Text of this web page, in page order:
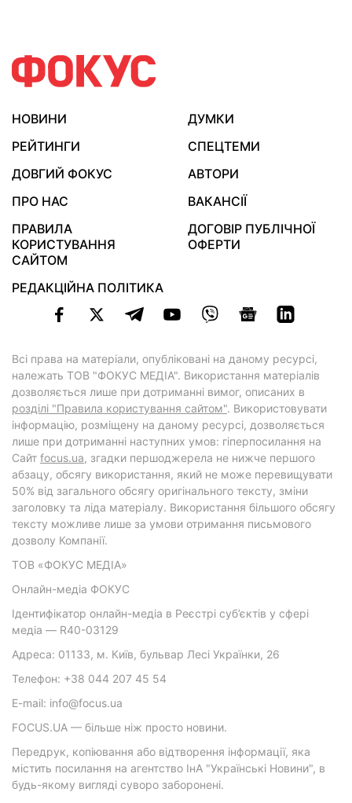
НОВИНИ
ДУМКИ
РЕЙТИНГИ
СПЕЦТЕМИ
ДОВГИЙ ФОКУС
АВТОРИ
ПРО НАС
ВАКАНСІЇ
ПРАВИЛА
КОРИСТУВАННЯ
САЙТОМ
ДОГОВІР ПУБЛІЧНОЇ
ОФЕРТИ
РЕДАКЦІЙНА ПОЛІТИКА
Всі права на матеріали, опубліковані на даному ресурсі,
належать ТОВ "ФОКУС МЕДІА". Використання матеріалів
дозволяється лише при дотриманні вимог, описаних в
розділі "Правила користування сайтом". Використовувати
інформацію, розміщену на даному ресурсі, дозволяється
лише при дотриманні наступних умов: гіперпосилання на
Cайт focus.ua, згадки першоджерела не нижче першого
абзацу, обсягу використання, який не може перевищувати
50% від загального обсягу оригінального тексту, зміни
заголовку та ліда матеріалу. Використання більшого обсягу
тексту можливе лише за умови отримання письмового
дозволу Компанії.
ТОВ «ФОКУС МЕДІА»
Онлайн-медіа ФОКУС
Ідентифікатор онлайн-медіа в Реєстрі суб’єктів у сфері
медіа — R40-03129
Адреса: 01133, м. Київ, бульвар Лесі Українки, 26
Телефон: +38 044 207 45 54
E-mail: info@focus.ua
FOCUS.UA — більше ніж просто новини.
Передрук, копіювання або відтворення інформації, яка
містить посилання на агентство ІнА "Українські Новини", в
будь-якому вигляді суворо заборонені.